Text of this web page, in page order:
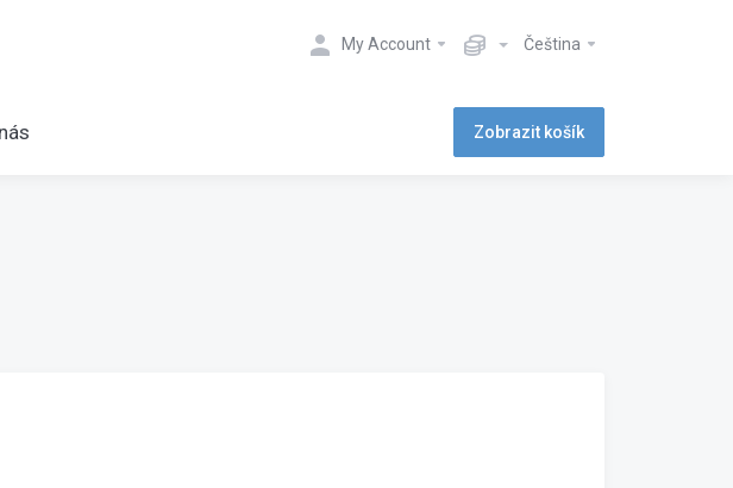
My Account Čeština
Zobrazit košík